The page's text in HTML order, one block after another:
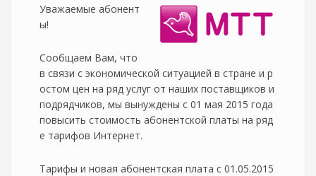
Уважаемые абонент
ы!
Сообщаем Вам, что
в связи с экономической ситуацией в стране и р
остом цен на ряд услуг от наших поставщиков и
подрядчиков, мы вынуждены с 01 мая 2015 года
повысить стоимость абонентской платы на ряд
е тарифов Интернет.
Тарифы и новая абонентская плата с 01.05.2015